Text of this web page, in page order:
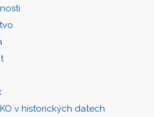
v historických datech